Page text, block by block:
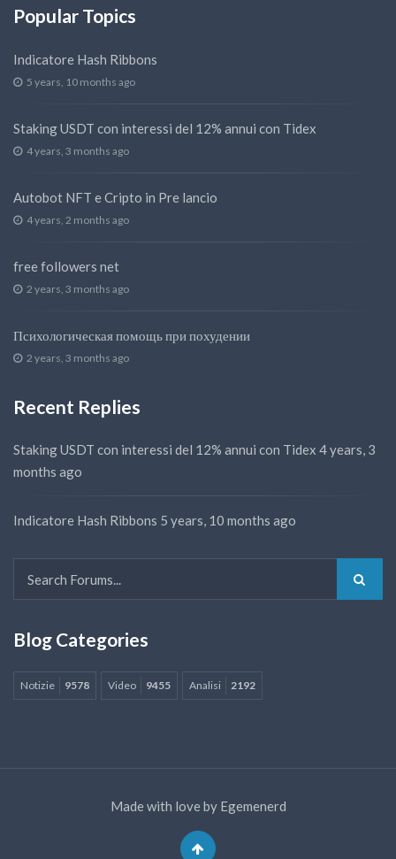
Popular Topics
Indicatore Hash Ribbons
5 years, 10 months ago
Staking USDT con interessi del 12% annui con Tidex
4 years, 3 months ago
Autobot NFT e Cripto in Pre lancio
4 years, 2 months ago
free followers net
2 years, 3 months ago
Психологическая помощь при похудении
2 years, 3 months ago
Recent Replies
Staking USDT con interessi del 12% annui con Tidex 4 years, 3
months ago
Indicatore Hash Ribbons 5 years, 10 months ago
Blog Categories
Notizie 9578 Video 9455 Analisi 2192
Made with love by Egemenerd